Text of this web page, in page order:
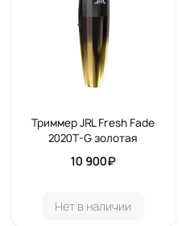
Триммер JRL Fresh Fade
2020T-G золотая
10 900₽
Нет в наличии